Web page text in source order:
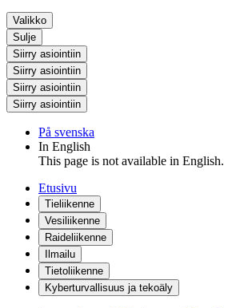
Valikko
Sulje
Siirry asiointiin
Siirry asiointiin
Siirry asiointiin
Siirry asiointiin
På svenska
In English
This page is not available in English.
Etusivu
Tieliikenne
Vesiliikenne
Raideliikenne
Ilmailu
Tietoliikenne
Kyberturvallisuus ja tekoäly